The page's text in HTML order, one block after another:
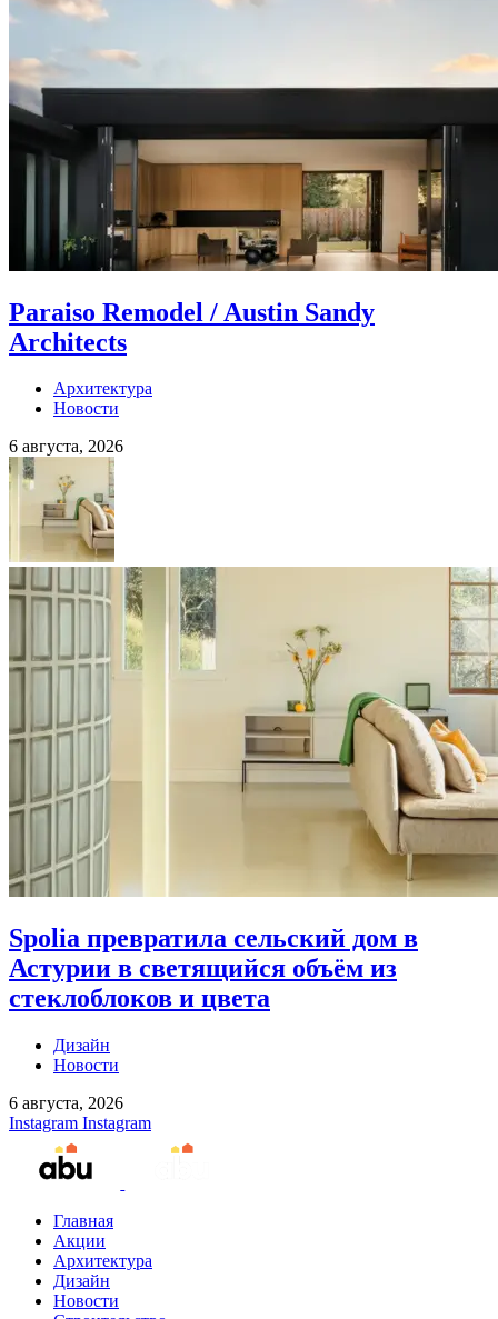
Paraiso Remodel / Austin Sandy
Architects
Архитектура
Новости
6 августа, 2026
Spolia превратила сельский дом в
Астурии в светящийся объём из
стеклоблоков и цвета
Дизайн
Новости
6 августа, 2026
Instagram Instagram
Главная
Акции
Архитектура
Дизайн
Новости